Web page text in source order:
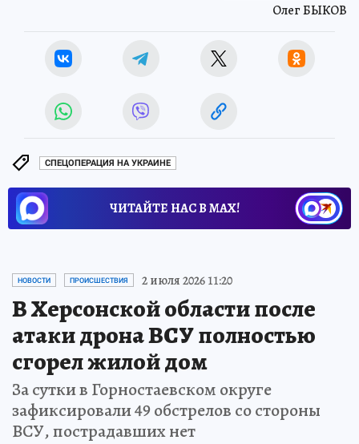
Олег БЫКОВ
СПЕЦОПЕРАЦИЯ НА УКРАИНЕ
ЧИТАЙТЕ НАС В МАХ!
НОВОСТИ ПРОИСШЕСТВИЯ 2 июля 2026 11:20
В Херсонской области после
атаки дрона ВСУ полностью
сгорел жилой дом
За сутки в Горностаевском округе
зафиксировали 49 обстрелов со стороны
ВСУ, пострадавших нет